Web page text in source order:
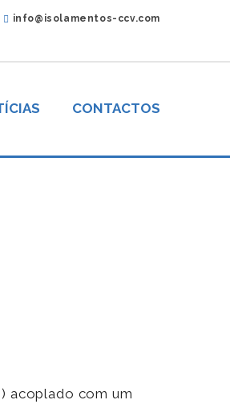
info@isolamentos-ccv.com
CONTACTOS
acoplado com um